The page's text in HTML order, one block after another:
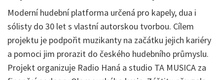
Moderní hudební platforma určená pro kapely, dua i
sólisty do 30 let s vlastní autorskou tvorbou. Cílem
projektu je podpořit muzikanty na začátku jejich kariéry
a pomoci jim prorazit do českého hudebního průmyslu.
Projekt organizuje Radio Haná a studio TA MUSICA za